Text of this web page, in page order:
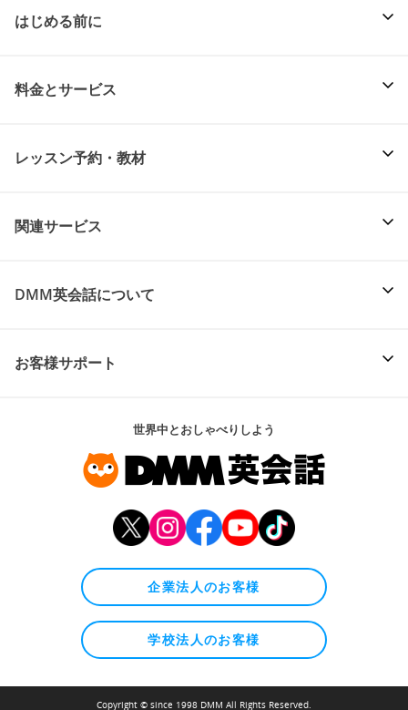
はじめる前に
料金とサービス
レッスン予約・教材
関連サービス
DMM英会話について
お客様サポート
世界中とおしゃべりしよう
企業法人のお客様
学校法人のお客様
Copyright © since 1998 DMM All Rights Reserved.